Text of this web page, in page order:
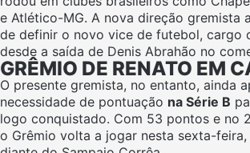
e Atlético-MG. A nova direção gremista
de definir o novo vice de futebol, cargo
desde a saída de Denis Abrahão no
GRÊMIO DE RENATO EM
O presente gremista, no entanto, ainda
necessidade de pontuação na Série B
logo conquistado. Com 53 pontos e no
o Grêmio volta a jogar nesta sexta-feira,